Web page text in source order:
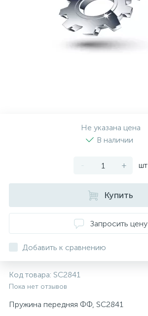
Не указана цена
В наличии
- + шт
Купить
Запросить цену
Добавить к сравнению
Код товара: SC2841
Пока нет отзывов
Пружина передняя ФФ, SC2841
Рулевая система
Масло МОТОРНОЕ
МАСЛО ТРАНСМИССИОННОЕ
ПРИВОДНОЙ РЕМЕНЬ
ТОРМОЗНЫЕ КОЛОДКИ
ТОРМОЗНЫЕ ДИСКИ